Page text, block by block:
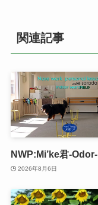
関連記事
NWP:Mi’ke君-Odor-
2026年8月6日